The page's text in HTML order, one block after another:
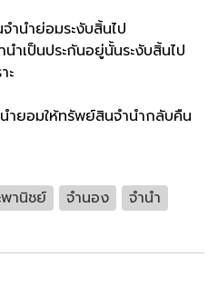
อมระงับสิ้นไป
ประกันอยู่นั้นระงับสิ้นไป
ะ
ห้ทรัพย์สินจำนำกลับคืน
านิชย์ จำนอง จำนำ